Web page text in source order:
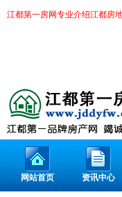
江都第一房网专业介绍江都房
网站首页 资讯中心